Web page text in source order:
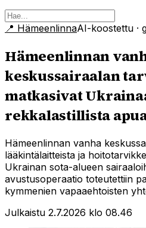
📍 HämeenlinnaAI-koostettu ·
Hämeenlinnan
keskussairaalan
matkasivat
rekkalastillista
Hämeenlinnan vanha
lääkintälaitteista ja
Ukrainan sota-alueen
avustusoperaatio toteutettiin
kymmenien vapaaehtoisten
Julkaistu 2.7.2026 klo 08.46